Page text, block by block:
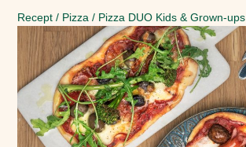
Recept / Pizza / Pizza DUO Kids & Grown-ups